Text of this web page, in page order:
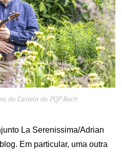
do Castelo do PQP Bach
La Serenissima/Adrian
Em particular, uma outra